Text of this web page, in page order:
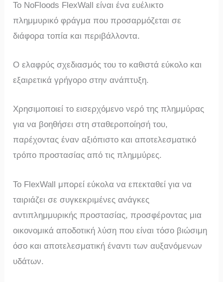
Το NoFloods FlexWall είναι ένα ευέλικτο
πλημμυρικό φράγμα που προσαρμόζεται σε
διάφορα τοπία και περιβάλλοντα.
Ο ελαφρύς σχεδιασμός του το καθιστά εύκολο και
εξαιρετικά γρήγορο στην ανάπτυξη.
Χρησιμοποιεί το εισερχόμενο νερό της πλημμύρας
για να βοηθήσει στη σταθεροποίησή του,
παρέχοντας έναν αξιόπιστο και αποτελεσματικό
τρόπο προστασίας από τις πλημμύρες.
Το FlexWall μπορεί εύκολα να επεκταθεί για να
ταιριάζει σε συγκεκριμένες ανάγκες
αντιπλημμυρικής προστασίας, προσφέροντας μια
οικονομικά αποδοτική λύση που είναι τόσο βιώσιμη
όσο και αποτελεσματική έναντι των αυξανόμενων
υδάτων.